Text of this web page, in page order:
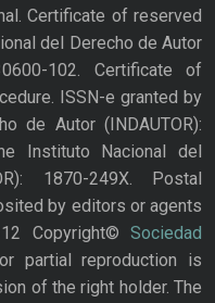
Certificate of reserved
del Derecho de Autor
102. Certificate of
ISSN-e granted by
de Autor (INDAUTOR):
Instituto Nacional del
1870-249X. Postal
by editors or agents
Copyright© Sociedad
partial reproduction is
of the right holder. The